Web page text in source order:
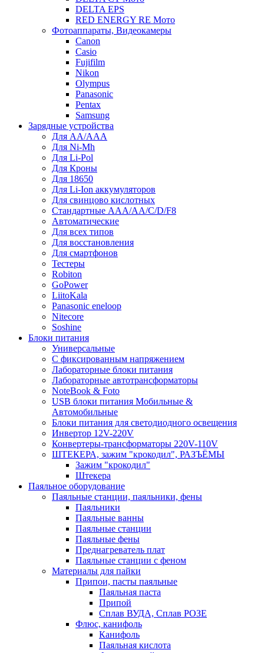
DELTA EPS
RED ENERGY RE Мото
Фотоаппараты, Видеокамеры
Canon
Casio
Fujifilm
Nikon
Olympus
Panasonic
Pentax
Samsung
Зарядные устройства
Для AA/AAA
Для Ni-Mh
Для Li-Pol
Для Кроны
Для 18650
Для Li-Ion аккумуляторов
Для свинцово кислотных
Стандартные ААА/АА/С/D/F8
Автоматические
Для всех типов
Для восстановления
Для смартфонов
Тестеры
Robiton
GoPower
LiitoKala
Panasonic eneloop
Nitecore
Soshine
Блоки питания
Универсальные
C фиксированным напряжением
Лабораторные блоки питания
Лабораторные автотрансформаторы
NoteBook & Foto
USB блоки питания Мобильные &
Автомобильные
Блоки питания для светодиодного освещения
Инвертор 12V-220V
Конвертеры-трансформаторы 220V-110V
ШТЕКЕРА, зажим "крокодил", РАЗЪЁМЫ
Зажим "крокодил"
Штекера
Паяльное оборудование
Паяльные станции, паяльники, фены
Паяльники
Паяльные ванны
Паяльные станции
Паяльные фены
Преднагреватель плат
Паяльные станции с феном
Материалы для пайки
Припои, пасты паяльные
Паяльная паста
Припой
Сплав ВУДА, Сплав РОЗЕ
Флюс, канифоль
Канифоль
Паяльная кислота